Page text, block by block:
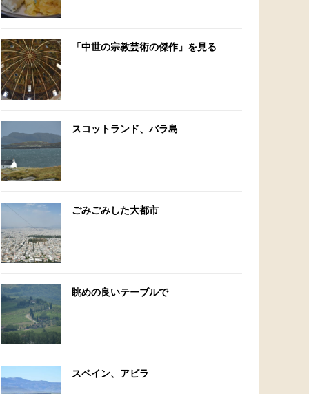
「中世の宗教芸術の傑作」を見る
スコットランド、バラ島
ごみごみした大都市
眺めの良いテーブルで
スペイン、アビラ